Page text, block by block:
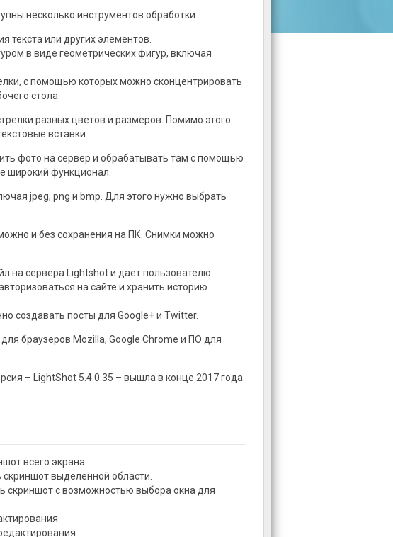
несколько инструментов обработки:
текста или других элементов.
в виде геометрических фигур, включая
с помощью которых можно сконцентрировать
стола.
разных цветов и размеров. Помимо этого
вставки.
фото на сервер и обрабатывать там с помощью
широкий функционал.
jpeg, png и bmp. Для этого нужно выбрать
и без сохранения на ПК. Снимки можно
на сервера Lightshot и дает пользователю
на сайте и хранить историю
создавать посты для Google+ и Twitter.
браузеров Mozilla, Google Chrome и ПО для
– LightShot 5.4.0.35 – вышла в конце 2017 года.
всего экрана.
выделенной области.
скриншот с возможностью выбора окна для